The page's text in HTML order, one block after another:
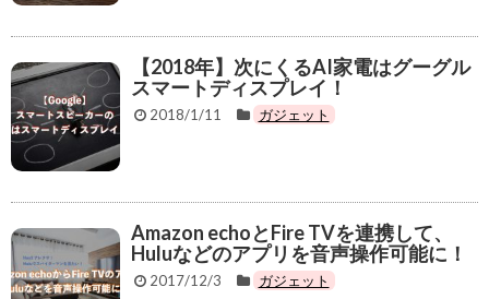
【2018年】次にくるAI家電はグーグル
スマートディスプレイ！
2018/1/11 ガジェット
Amazon echoとFire TVを連携して、
Huluなどのアプリを音声操作可能に！
2017/12/3 ガジェット